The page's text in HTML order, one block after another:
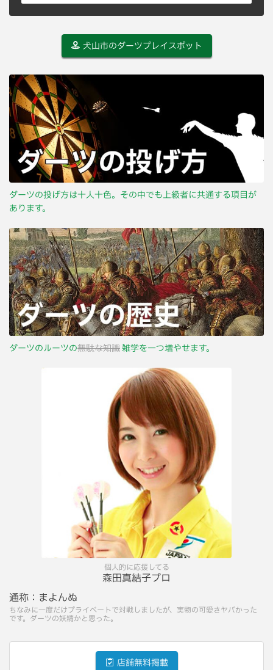
犬山市のダーツプレイスポット
ダーツの投げ方は十人十色。その中でも上級者に共通する項目が
あります。
ダーツのルーツの無駄な知識雑学を一つ増やせます。
個人的に応援してる
森田真結子プロ
通称： まよんぬ
ちなみに一度だけプライベートで対戦しましたが、実物の可愛さヤバかった
です。ダーツの妖精かと思った。
店舗無料掲載